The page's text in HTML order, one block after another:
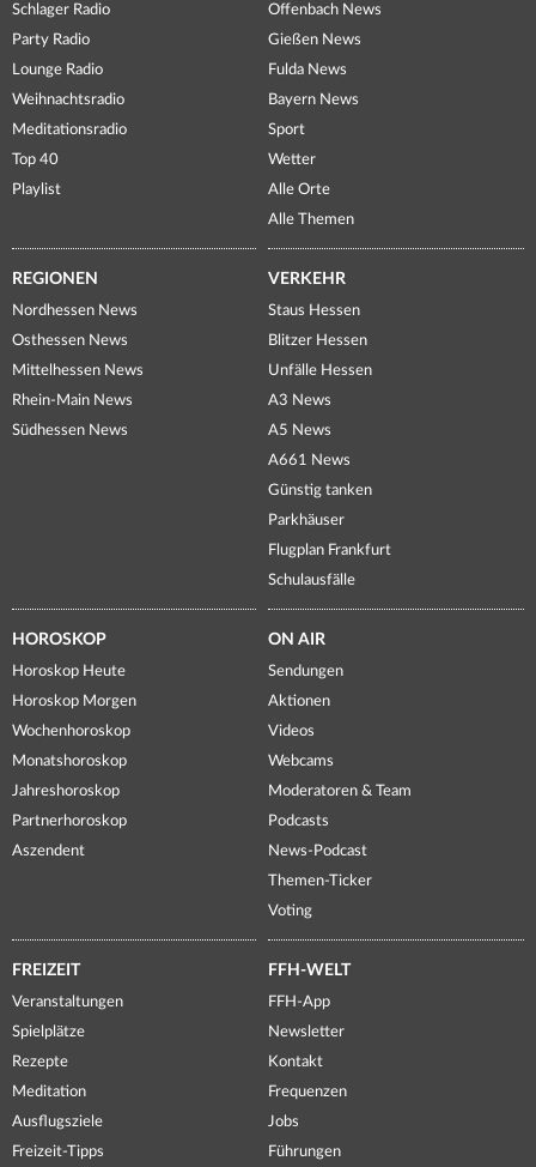
Schlager Radio
Party Radio
Lounge Radio
Weihnachtsradio
Meditationsradio
Top 40
Playlist
Offenbach News
Gießen News
Fulda News
Bayern News
Sport
Wetter
Alle Orte
Alle Themen
REGIONEN
Nordhessen News
Osthessen News
Mittelhessen News
Rhein-Main News
Südhessen News
VERKEHR
Staus Hessen
Blitzer Hessen
Unfälle Hessen
A3 News
A5 News
A661 News
Günstig tanken
Parkhäuser
Flugplan Frankfurt
Schulausfälle
HOROSKOP
Horoskop Heute
Horoskop Morgen
Wochenhoroskop
Monatshoroskop
Jahreshoroskop
Partnerhoroskop
Aszendent
ON AIR
Sendungen
Aktionen
Videos
Webcams
Moderatoren & Team
Podcasts
News-Podcast
Themen-Ticker
Voting
FREIZEIT
Veranstaltungen
Spielplätze
Rezepte
Meditation
Ausflugsziele
Freizeit-Tipps
FFH-WELT
FFH-App
Newsletter
Kontakt
Frequenzen
Jobs
Führungen